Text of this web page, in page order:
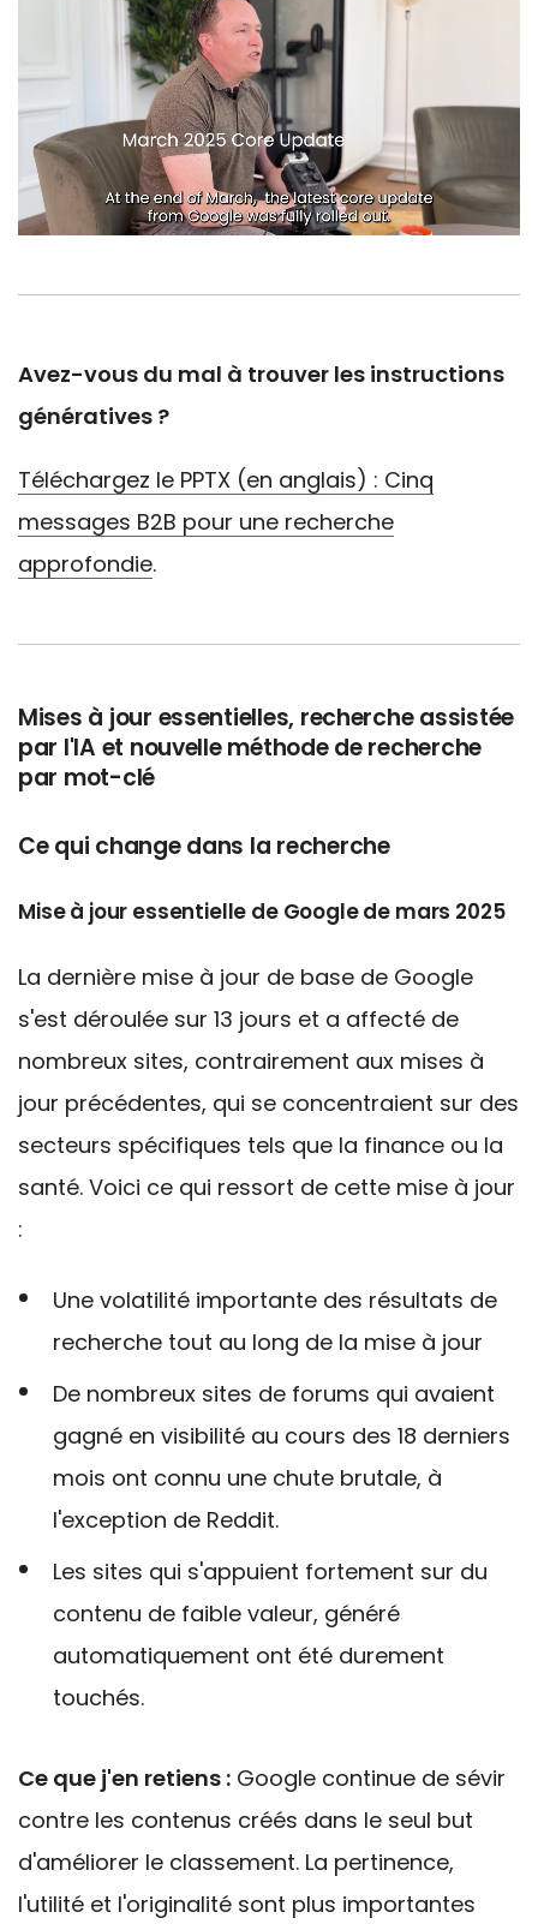
Avez-vous du mal à trouver les instructions
génératives ?
Téléchargez le PPTX (en anglais) : Cinq
messages B2B pour une recherche
approfondie.
Mises à jour essentielles, recherche assistée
par l'IA et nouvelle méthode de recherche
par mot-clé
Ce qui change dans la recherche
Mise à jour essentielle de Google de mars 2025
La dernière mise à jour de base de Google
s'est déroulée sur 13 jours et a affecté de
nombreux sites, contrairement aux mises à
jour précédentes, qui se concentraient sur des
secteurs spécifiques tels que la finance ou la
santé. Voici ce qui ressort de cette mise à jour
:
Une volatilité importante des résultats de
recherche tout au long de la mise à jour
De nombreux sites de forums qui avaient
gagné en visibilité au cours des 18 derniers
mois ont connu une chute brutale, à
l'exception de Reddit.
Les sites qui s'appuient fortement sur du
contenu de faible valeur, généré
automatiquement ont été durement
touchés.
Ce que j'en retiens : Google continue de sévir
contre les contenus créés dans le seul but
d'améliorer le classement. La pertinence,
l'utilité et l'originalité sont plus importantes